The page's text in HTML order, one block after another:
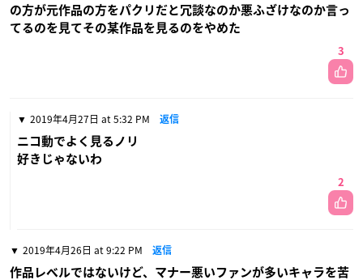
の方が元作品の方をパクリだと冗談なのか悪ふざけなのか言っ
てるのを見てその某作品を見るのをやめた
3
2019年4月27日 at 5:32 PM 返信
ニコ動でよく見るノリ
好きじゃないわ
2
2019年4月26日 at 9:22 PM 返信
作品レベルではないけど、マナー悪いファンが多いキャラを苦